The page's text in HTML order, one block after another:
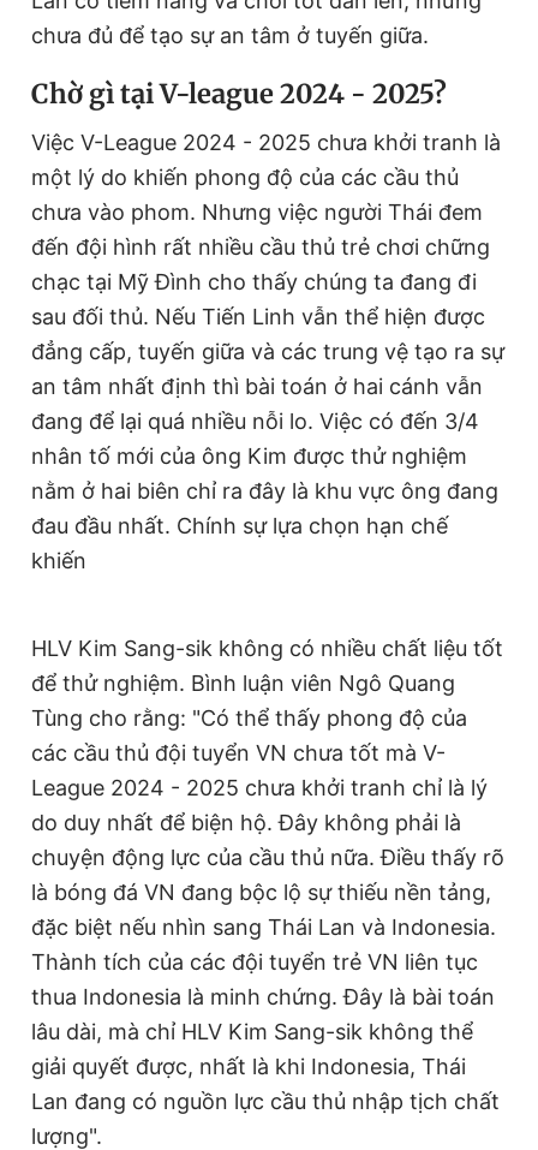
chưa đủ để tạo sự an tâm ở tuyến giữa.
Chờ gì tạiV-league 2024 - 2025?
Việc V-League 2024 - 2025 chưa khởi tranh là
một lý do khiến phong độ của các cầu thủ
chưa vào phom. Nhưng việc người Thái đem
đến đội hình rất nhiều cầu thủ trẻ chơi chững
chạc tại Mỹ Đình cho thấy chúng ta đang đi
sau đối thủ. Nếu Tiến Linh vẫn thể hiện được
đẳng cấp, tuyến giữa và các trung vệ tạo ra sự
an tâm nhất định thì bài toán ở hai cánh vẫn
đang để lại quá nhiều nỗi lo. Việc có đến 3/4
nhân tố mới của ông Kim được thử nghiệm
nằm ở hai biên chỉ ra đây là khu vực ông đang
đau đầu nhất. Chính sự lựa chọn hạn chế
khiến
HLV Kim Sang-sik không có nhiều chất liệu tốt
để thử nghiệm. Bình luận viên Ngô Quang
Tùng cho rằng: "Có thể thấy phong độ của
các cầu thủ đội tuyển VN chưa tốt mà V-
League 2024 - 2025 chưa khởi tranh chỉ là lý
do duy nhất để biện hộ. Đây không phải là
chuyện động lực của cầu thủ nữa. Điều thấy rõ
là bóng đá VN đang bộc lộ sự thiếu nền tảng,
đặc biệt nếu nhìn sang Thái Lan và Indonesia.
Thành tích của các đội tuyển trẻ VN liên tục
thua Indonesia là minh chứng. Đây là bài toán
lâu dài, mà chỉ HLV Kim Sang-sik không thể
giải quyết được, nhất là khi Indonesia, Thái
Lan đang có nguồn lực cầu thủ nhập tịch chất
lượng".